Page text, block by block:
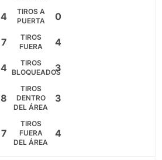
4
TIROS A
PUERTA
0
7
TIROS
FUERA
4
4
TIROS
BLOQUEADOS
3
8
TIROS
DENTRO
DEL ÁREA
3
7
TIROS
FUERA
DEL ÁREA
4